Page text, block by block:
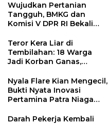
Wujudkan Pertanian
Tangguh, BMKG dan
Komisi V DPR RI Bekali
Sekolah Lapang Iklim
Teror Kera Liar di
Tembilahan: 18 Warga
Jadi Korban Ganas,
12 Jahitan!
Nyala Flare Kian Mengecil,
Bukti Nyata Inovasi
Pertamina Patra Niaga
Net Zero Emission 2060
Darah Pekerja Kembali